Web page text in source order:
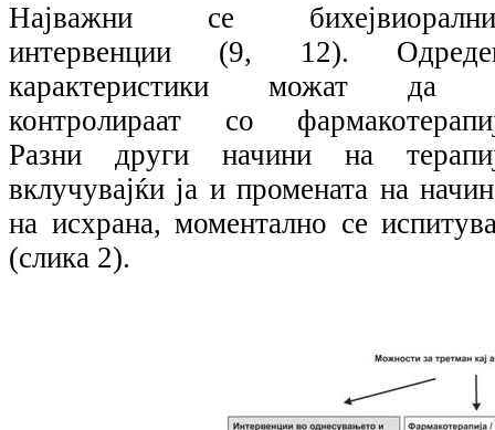
Најважни се
интервенции (9, 12).
карактеристики можат да
контролираат со
Разни други начини на
вклучувајќи ја и промената на
на исхрана, моментално се
(слика 2).